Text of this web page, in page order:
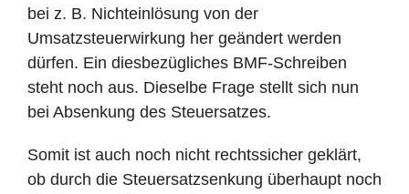
bei z. B. Nichteinlösung von der
Umsatzsteuerwirkung her geändert werden
dürfen. Ein diesbezügliches BMF-Schreiben
steht noch aus. Dieselbe Frage stellt sich nun
bei Absenkung des Steuersatzes.
Somit ist auch noch nicht rechtssicher geklärt,
ob durch die Steuersatzsenkung überhaupt noch